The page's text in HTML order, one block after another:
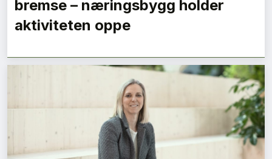
bremse – næringsbygg holder
aktiviteten oppe